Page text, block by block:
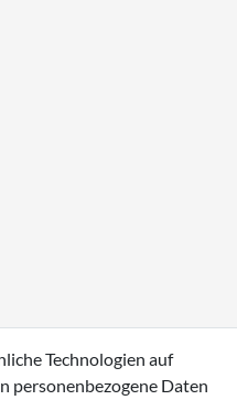
Technologien auf
personenbezogene Daten